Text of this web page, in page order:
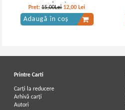
volume)
Pret:15,00Lei 12,00 Lei
Adaugă în coș
Printre Carti
Carți la reducere
Arhivă carți
Autori